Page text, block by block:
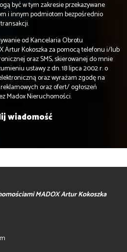
być w tym zakresie przekazywane
i innym podmiotom bezpośrednio
od Kancelaria Obrotu
Artur Kokoszka za pomocą telefonu i/lub
oraz SMS, skierowanej do mnie
ustawy z dn. 18 lipca 2002 r. o
oraz wyrażam zgodę na
oraz ofert/ ogłoszeń
Madox Nieruchomości.
MADOX Artur Kokoszka